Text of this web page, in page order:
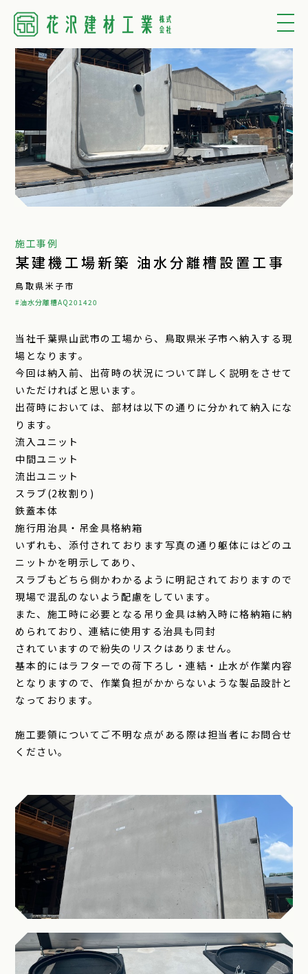
施工事例
某建機工場新築 油水分離槽設置工事
鳥取県米子市
#油水分離槽AQ201420
当社千葉県山武市の工場から、鳥取県米子市へ納入する現
場となります。
今回は納入前、出荷時の状況について詳しく説明をさせて
いただければと思います。
出荷時においては、部材は以下の通りに分かれて納入にな
ります。
流入ユニット
中間ユニット
流出ユニット
スラブ(2枚割り)
鉄蓋本体
施行用治具・吊金具格納箱
いずれも、添付されております写真の通り躯体にはどのユ
ニットかを明示してあり、
スラブもどちら側かわかるように明記されておりますので
現場で混乱のないよう配慮をしています。
また、施工時に必要となる吊り金具は納入時に格納箱に納
められており、連結に使用する治具も同封
されていますので紛失のリスクはありません。
基本的にはラフターでの荷下ろし・連結・止水が作業内容
となりますので、作業負担がかからないような製品設計と
なっております。
施工要領についてご不明な点がある際は担当者にお問合せ
ください。